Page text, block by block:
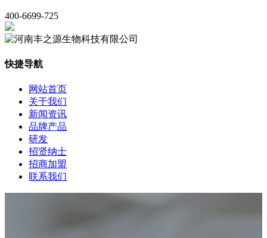
400-6699-725
快捷导航
网站首页
关于我们
新闻资讯
品牌产品
研发
招贤纳士
招商加盟
联系我们